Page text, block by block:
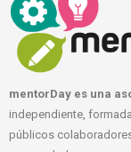
mentorDay es una
independiente,
públicos